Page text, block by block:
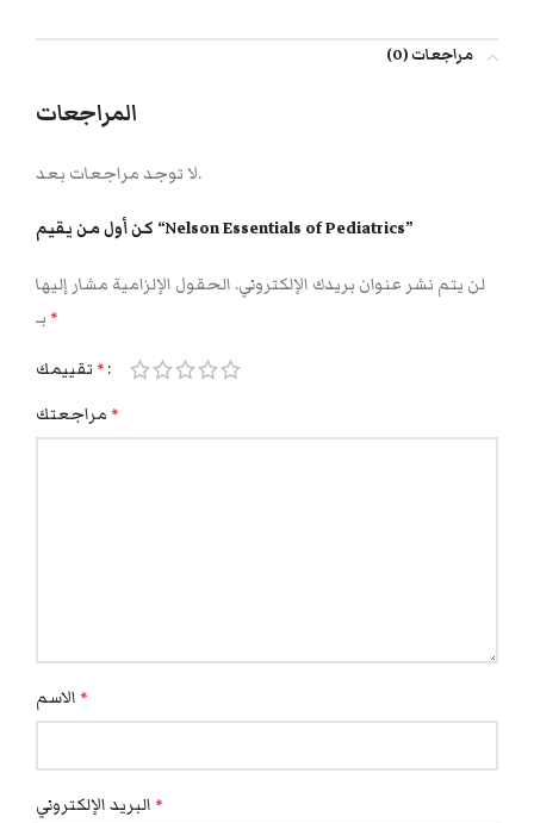
مراجعات (0)
المراجعات
لا توجد مراجعات بعد.
كن أول من يقيم “Nelson Essentials of Pediatrics”
لن يتم نشر عنوان بريدك الإلكتروني. الحقول الإلزامية مشار إليها
*
*
*
*
*